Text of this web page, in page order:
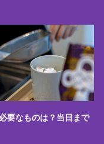
要なものは？当日まで